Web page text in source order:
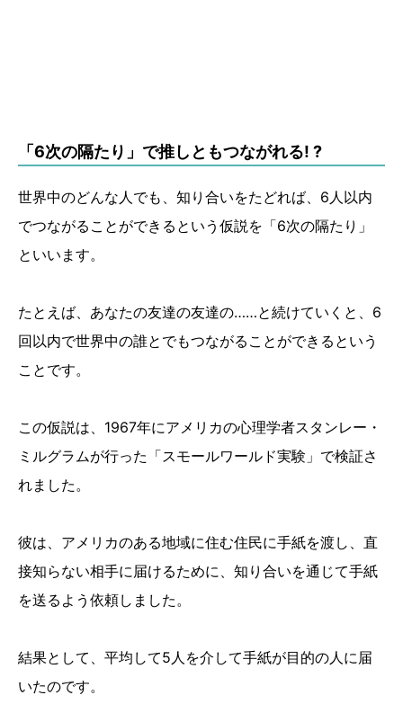
「6次の隔たり」で推しともつながれる! ?
世界中のどんな人でも、知り合いをたどれば、6人以内
でつながることができるという仮説を「6次の隔たり」
といいます。
たとえば、あなたの友達の友達の……と続けていくと、6
回以内で世界中の誰とでもつながることができるという
ことです。
この仮説は、1967年にアメリカの心理学者スタンレー・
ミルグラムが行った「スモールワールド実験」で検証さ
れました。
彼は、アメリカのある地域に住む住民に手紙を渡し、直
接知らない相手に届けるために、知り合いを通じて手紙
を送るよう依頼しました。
結果として、平均して5人を介して手紙が目的の人に届
いたのです。